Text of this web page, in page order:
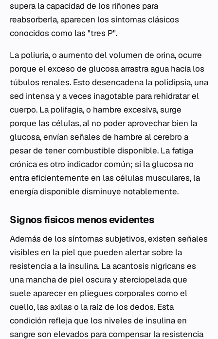
supera la capacidad de los riñones para
reabsorberla, aparecen los síntomas clásicos
conocidos como las "tres P".
La poliuria, o aumento del volumen de orina, ocurre
porque el exceso de glucosa arrastra agua hacia los
túbulos renales. Esto desencadena la polidipsia, una
sed intensa y a veces inagotable para rehidratar el
cuerpo. La polifagia, o hambre excesiva, surge
porque las células, al no poder aprovechar bien la
glucosa, envían señales de hambre al cerebro a
pesar de tener combustible disponible. La fatiga
crónica es otro indicador común; si la glucosa no
entra eficientemente en las células musculares, la
energía disponible disminuye notablemente.
Signos físicos menos evidentes
Además de los síntomas subjetivos, existen señales
visibles en la piel que pueden alertar sobre la
resistencia a la insulina. La acantosis nigricans es
una mancha de piel oscura y aterciopelada que
suele aparecer en pliegues corporales como el
cuello, las axilas o la raíz de los dedos. Esta
condición refleja que los niveles de insulina en
sangre son elevados para compensar la resistencia